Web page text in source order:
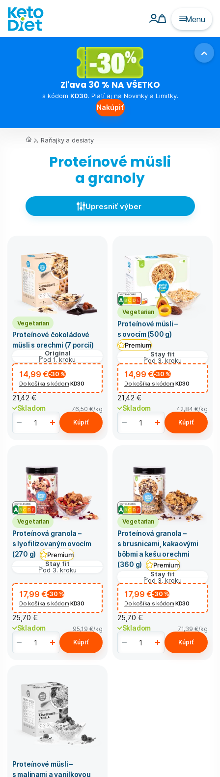
Menu
Zľava 30 % NA VŠETKO
s kódom KD30. Platí aj na Novinky a Limitky.
Nakúpiť
... Raňajky a desiaty
Proteínové müsli
a granoly
Upresniť výber
Vegetarian
Proteínové čokoládové
müsli s orechmi (7 porcií)
Original
od 1. kroku
14,99 €-30 %
Do košíka s kódom KD30
21,42 €
Skladom 76,50 €/kg
Kúpiť
Vegetarian
Proteínové müsli –
s ovocím (500 g)
Premium
Stay fit
od 3. kroku
14,99 €-30 %
Do košíka s kódom KD30
21,42 €
Skladom 42,84 €/kg
Kúpiť
Vegetarian
Proteínová granola –
s lyofilizovaným ovocím
(270 g)
Premium
Stay fit
od 3. kroku
17,99 €-30 %
Do košíka s kódom KD30
25,70 €
Skladom 95,19 €/kg
Kúpiť
Vegetarian
Proteínová granola –
s brusnicami, kakaovými
bôbmi a kešu orechmi
(360 g)
Premium
Stay fit
od 3. kroku
17,99 €-30 %
Do košíka s kódom KD30
25,70 €
Skladom 71,39 €/kg
Kúpiť
Proteínové müsli –
s malinami a vanilkovou